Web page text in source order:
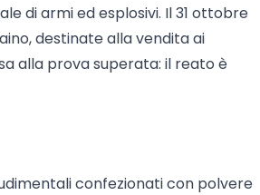
di armi ed esplosivi. Il 31 ottobre
destinate alla vendita ai
alla prova superata: il reato è
confezionati con polvere